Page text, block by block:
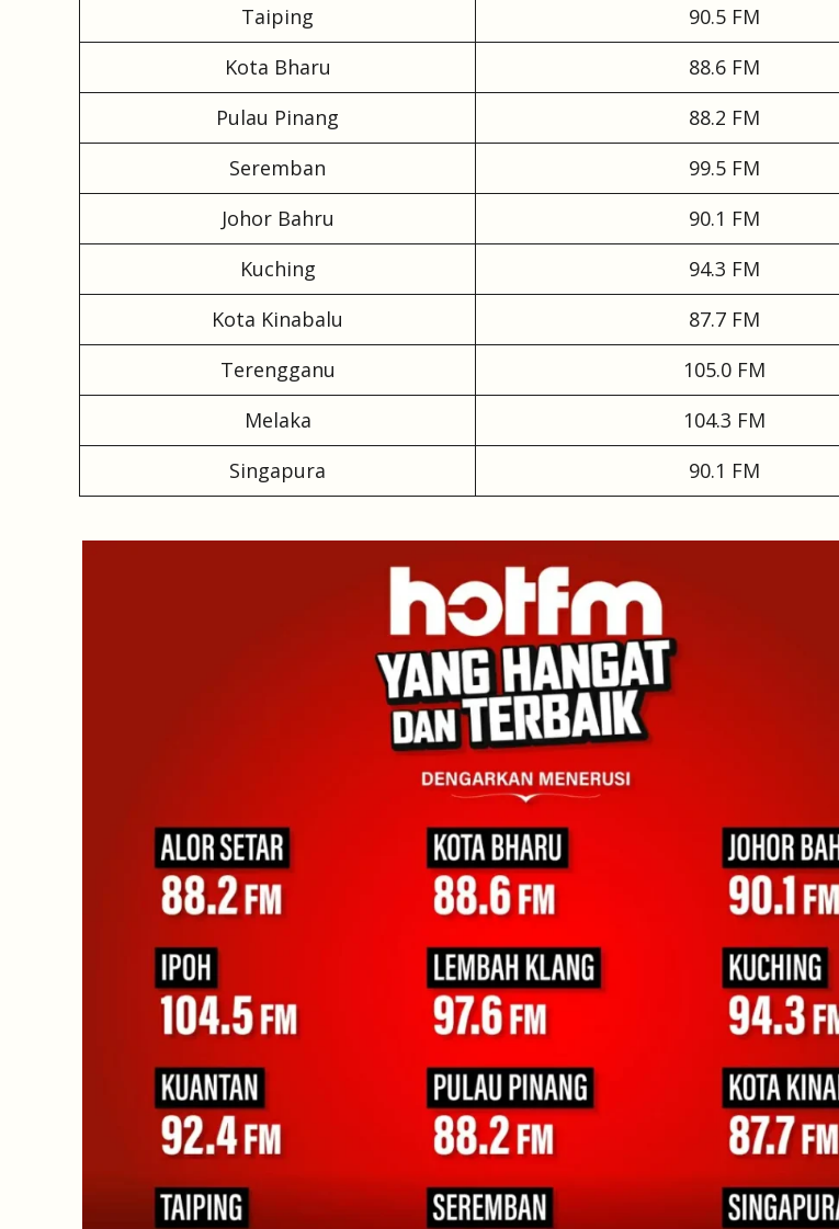
Taiping
90.5 FM
Kota Bharu
88.6 FM
Pulau Pinang
88.2 FM
Seremban
99.5 FM
Johor Bahru
90.1 FM
Kuching
94.3 FM
Kota Kinabalu
87.7 FM
Terengganu
105.0 FM
Melaka
104.3 FM
Singapura
90.1 FM